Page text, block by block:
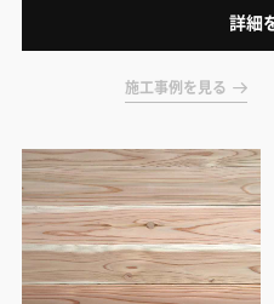
詳細
施工事例を見る